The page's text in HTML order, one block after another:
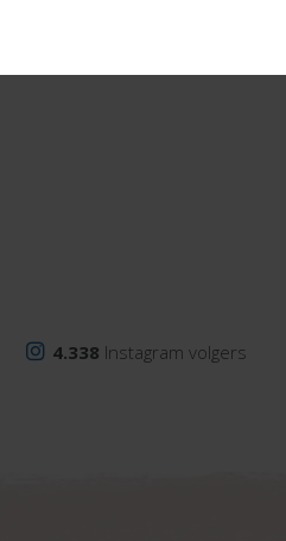
4.338 Instagram volgers